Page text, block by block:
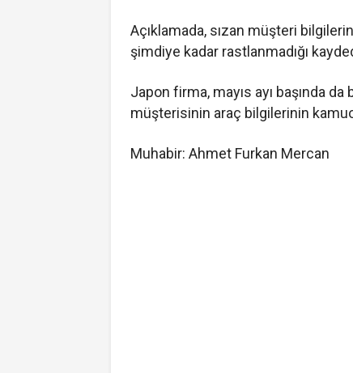
Açıklamada, sızan müşteri
şimdiye kadar rastlanmadığı
Japon firma, mayıs ayı başında
müşterisinin araç bilgilerinin
Muhabir: Ahmet Furkan Mercan